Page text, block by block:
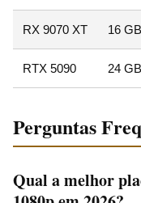
RX 9070 XT 16 GB
RTX 5090 24 GB
Perguntas
Qual a melhor